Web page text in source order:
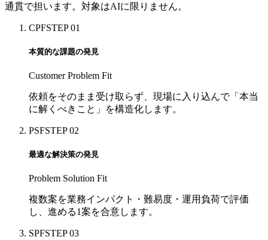
通貫で担います。対象はAIに限りません。
CPFSTEP 01
本質的な課題の発見
Customer Problem Fit
依頼をそのまま受け取らず、現場に入り込んで「本当
に解くべきこと」を構造化します。
PSFSTEP 02
最適な解決策の発見
Problem Solution Fit
複数案を業務インパクト・難易度・運用負荷で評価
し、進める1案を合意します。
SPFSTEP 03